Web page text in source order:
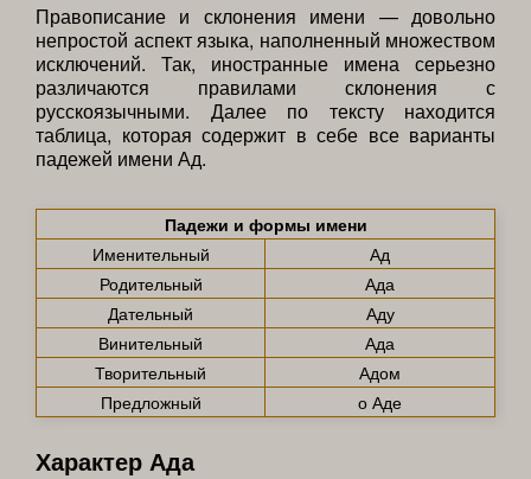
Правописание и склонения имени — довольно
непростой аспект языка, наполненный множеством
исключений. Так, иностранные имена серьезно
различаются правилами склонения с
русскоязычными. Далее по тексту находится
таблица, которая содержит в себе все варианты
падежей имени Ад.
Падежи и формы имени
Именительный
Ад
Родительный
Ада
Дательный
Аду
Винительный
Ада
Творительный
Адом
Предложный
о Аде
Характер Ада